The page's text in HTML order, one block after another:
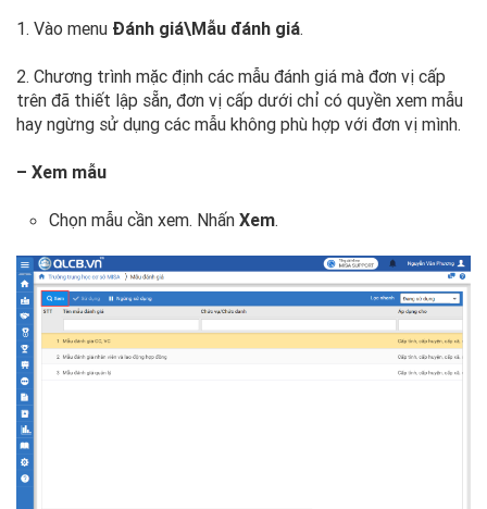
1. Vào menu Đánh giá\Mẫu đánh giá.
2. Chương trình mặc định các mẫu đánh giá mà đơn vị cấp
trên đã thiết lập sẵn, đơn vị cấp dưới chỉ có quyền xem mẫu
hay ngừng sử dụng các mẫu không phù hợp với đơn vị mình.
– Xem mẫu
Chọn mẫu cần xem. Nhấn Xem.